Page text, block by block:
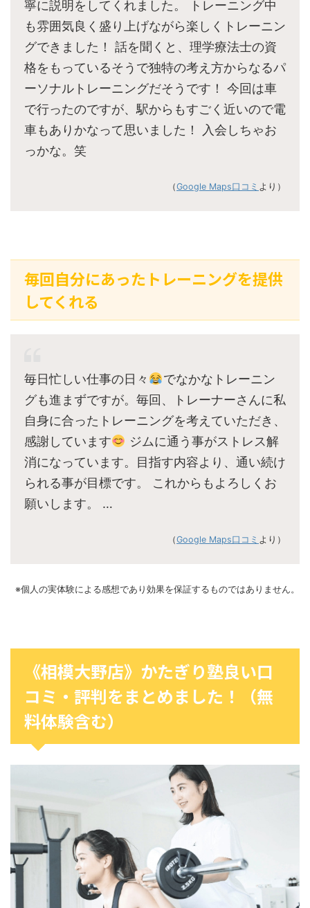
寧に説明をしてくれました。 トレーニング中
も雰囲気良く盛り上げながら楽しくトレーニン
グできました！ 話を聞くと、理学療法士の資
格をもっているそうで独特の考え方からなるパ
ーソナルトレーニングだそうです！ 今回は車
で行ったのですが、駅からもすごく近いので電
車もありかなって思いました！ 入会しちゃお
っかな。笑
（Google Maps口コミ より）
毎回自分にあったトレーニングを提供
してくれる
毎日忙しい仕事の日々
でなかなトレーニン
グも進まずですが。毎回、トレーナーさんに私
自身に合ったトレーニングを考えていただき、
感謝しています
ジムに通う事がストレス解
消になっています。目指す内容より、通い続け
られる事が目標です。 これからもよろしくお
願いします。 …
（Google Maps口コミ より）
※個人の実体験による感想であり効果を保証するものではありません。
《相模大野店》かたぎり塾良い口
コミ・評判をまとめました！（無
料体験含む）